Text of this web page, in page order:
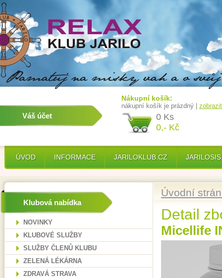
Váš účet
Nákupní košík:
nákupní košík je prázdný |
0 Ks
0,- Kč
ÚVOD INFORMACE JARILOKLUB.CZ
Klubová nabídka
NOVINKY
KLUBOVÉ SLUŽBY
SLUŽBY ČLENŮ KLUBU
ZELENÁ LÉKÁRNA
ZDRAVÁ STRAVA
Úvodní
Detail
Micellife